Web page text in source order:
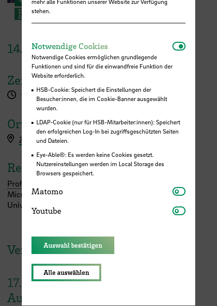
E-Mail
14. April2026
Zeit
17:00 Uhr
Ort
Zoom (Code: Bionik)
Referent:in
Prof.
Microstructures et de Mécanique des Matériaux,
Université de Lorraine, France
Veranstaltungen der HSB
17.
August
stehen.
Notwendige Cookies
Notwendige Cookies ermöglichen grundlegende
Funktionen und sind für die einwandfreie Funktion der
Website erforderlich.
HSB-Cookie: Speichert die Einstellungen der
Besucher:innen, die im Cookie-Banner ausgewählt
wurden.
LDAP-Cookie (nur für HSB-Mitarbeiter:innen): Speichert
den erfolgreichen Log-In bei zugriffsgeschützten Seiten
und Dateien.
Eye-Able®: Es werden keine Cookies gesetzt.
Nutzereinstellungen werden im Local Storage des
Browsers gespeichert.
Matomo Matomo
Youtube Youtube
Auswahl bestätigen
Alle auswählen